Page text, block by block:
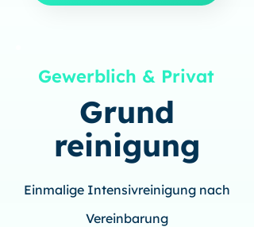
Gewerblich & Privat
Grund
reinigung
Einmalige Intensivreinigung nach
Vereinbarung